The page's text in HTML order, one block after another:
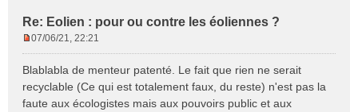
Re: Eolien : pour ou contre les éoliennes ?
s
s
a
07/06/21, 22:21
Blablabla de menteur patenté. Le fait que rien ne serait
recyclable (Ce qui est totalement faux, du reste) n'est pas la
faute aux écologistes mais aux pouvoirs public et aux